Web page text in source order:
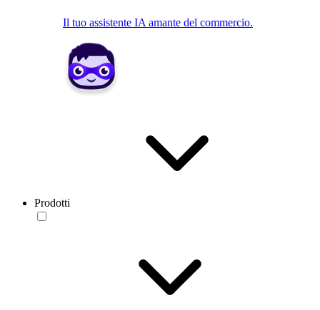
Il tuo assistente IA amante del commercio.
Prodotti